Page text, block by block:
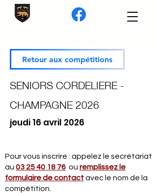
Retour aux compétitions
SENIORS CORDELIERE -
CHAMPAGNE 2026
jeudi 16 avril 2026
Pour vous inscrire : appelez le secrétariat
au 03 25 40 18 76 ou remplissez le
formulaire de contactavec le nom de la
compétition.